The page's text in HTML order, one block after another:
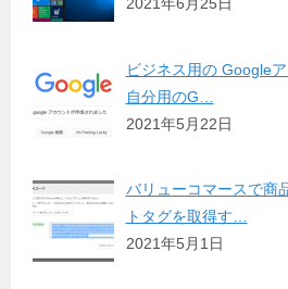
ビジネス用の Google
自分用のG…
2021年5月22日
バリューコマースで商
トタグを取得す…
2021年5月1日